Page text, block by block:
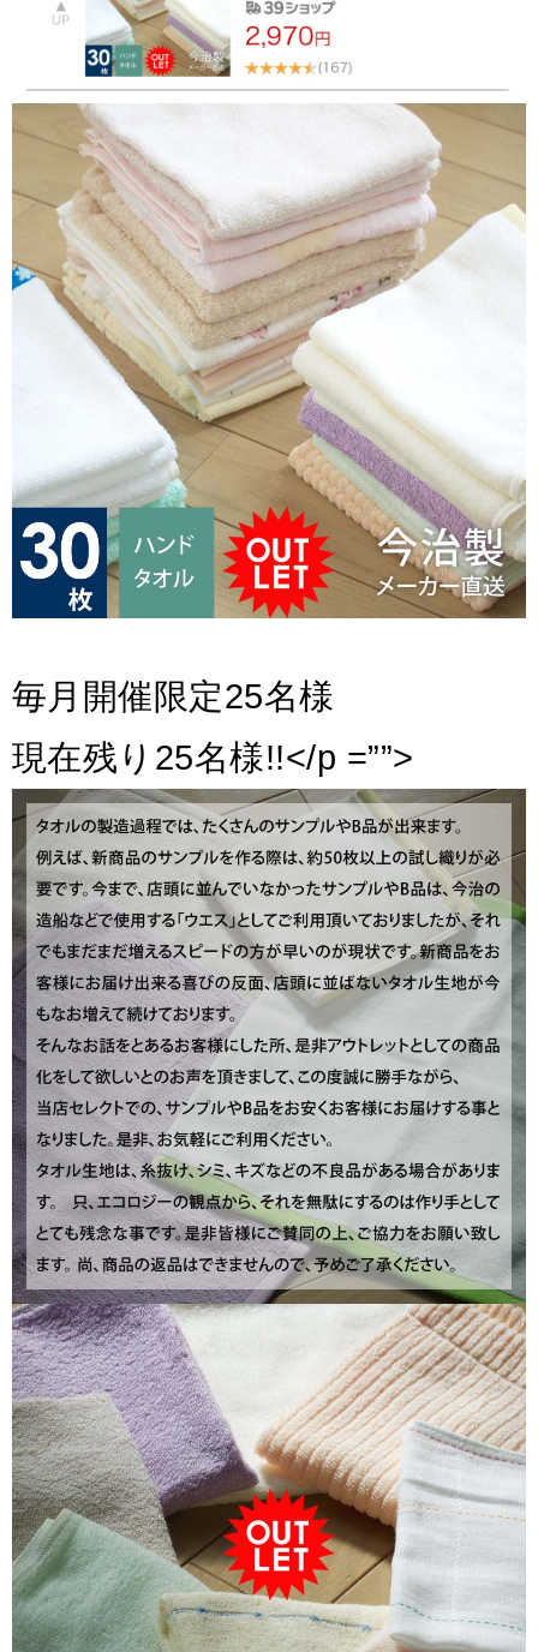
毎月開催限定25名様
現在残り25名様!!</p =””>